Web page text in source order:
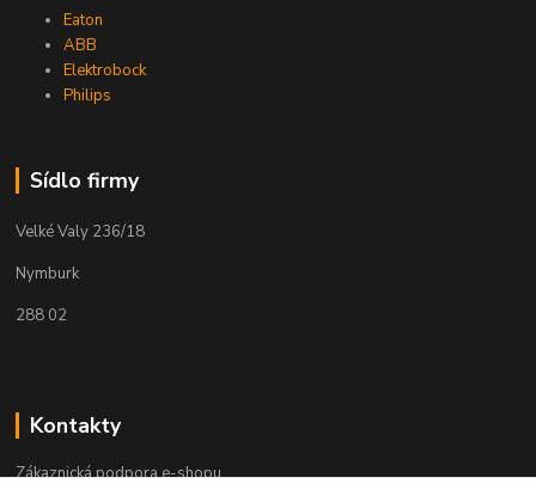
Eaton
ABB
Elektrobock
Philips
Sídlo firmy
Velké Valy 236/18
Nymburk
288 02
Kontakty
Zákaznická podpora e-shopu